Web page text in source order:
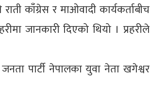
काँग्रेस र माओवादी कार्यकर्ताबीच
जानकारी दिएको थियो । प्रहरीले
जनता पार्टी नेपालका युवा नेता खगेश्वर